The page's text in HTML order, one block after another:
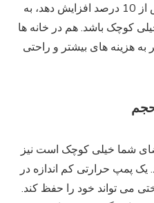
می تواند مصرف انرژی را تا بیش از 10 درصد افزایش دهد، به
کوچک باشد. هم در خانه ها
هزینه های بیشتر و راحتی
شما خیلی کوچک است نیز
پمپ حرارتی کم اندازه در
می تواند خود را حفظ کند.